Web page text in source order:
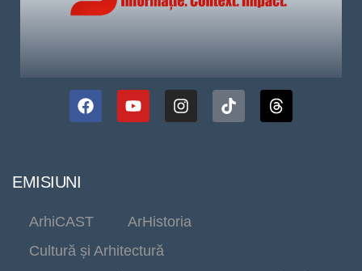
EMISIUNI
ArhiCAST
ArHistoria
Cultură și Arhitectură